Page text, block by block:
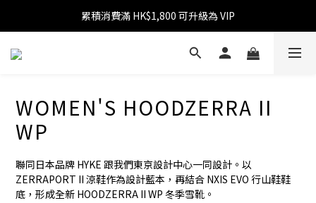
消費滿 HK$599 免運費
累積消費滿 HK$1,800 可升級為 VIP
消費滿 HK$1,800 可享 9 折優惠
WOMEN'S HOODZERRA II
WP
聯同日本品牌 HYKE 跟我們東京設計中心一同設計。以
ZERRAPORT II 涼鞋作為設計藍本，再結合 NXIS EVO 行山鞋鞋
底，形成全新 HOODZERRA II WP 冬季雪靴。